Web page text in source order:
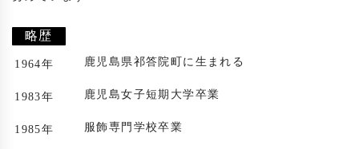
略歴
1964年 鹿児島県祁答院町に生まれる
1983年 鹿児島女子短期大学卒業
1985年 服飾専門学校卒業